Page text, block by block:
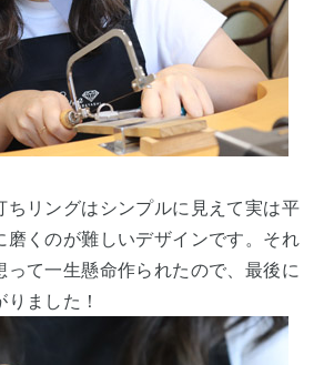
ちリングはシンプルに見えて実は平
磨くのが難しいデザインです。それ
って一生懸命作られたので、最後に
ました！